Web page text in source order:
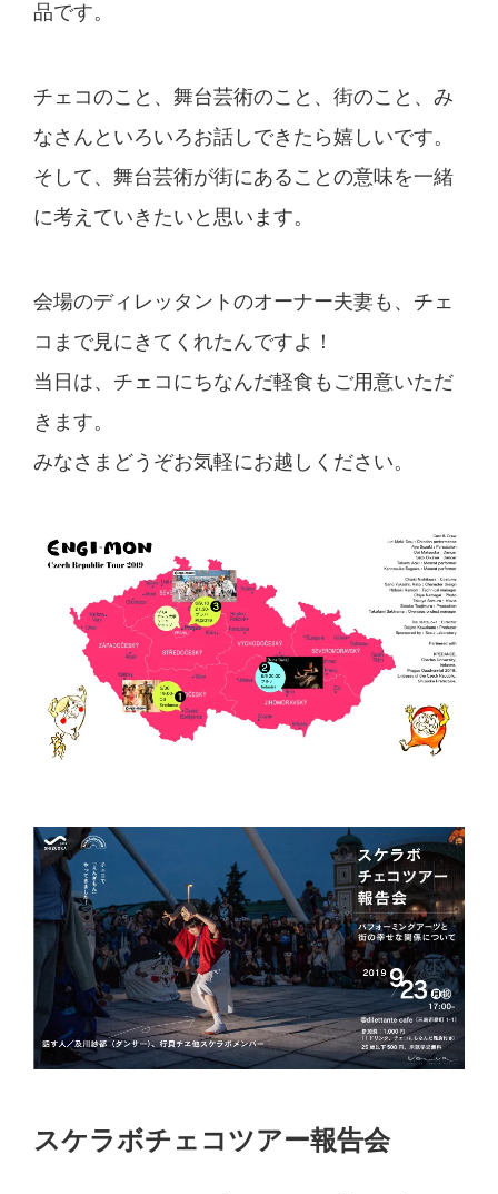
品です。
チェコのこと、舞台芸術のこと、街のこと、み
なさんといろいろお話しできたら嬉しいです。
そして、舞台芸術が街にあることの意味を一緒
に考えていきたいと思います。
会場のディレッタントのオーナー夫妻も、チェ
コまで見にきてくれたんですよ！
当日は、チェコにちなんだ軽食もご用意いただ
きます。
みなさまどうぞお気軽にお越しください。
スケラボチェコツアー報告会